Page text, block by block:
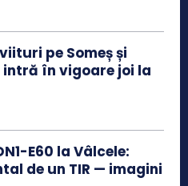
pe Someș și
în vigoare joi la
E60 la Vâlcele:
de un TIR — imagini